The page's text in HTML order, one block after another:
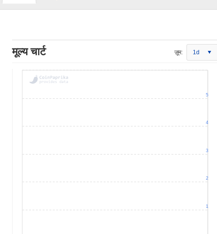
मूल्य चार्ट ज़ूम: 1d
1
2
3
4
5